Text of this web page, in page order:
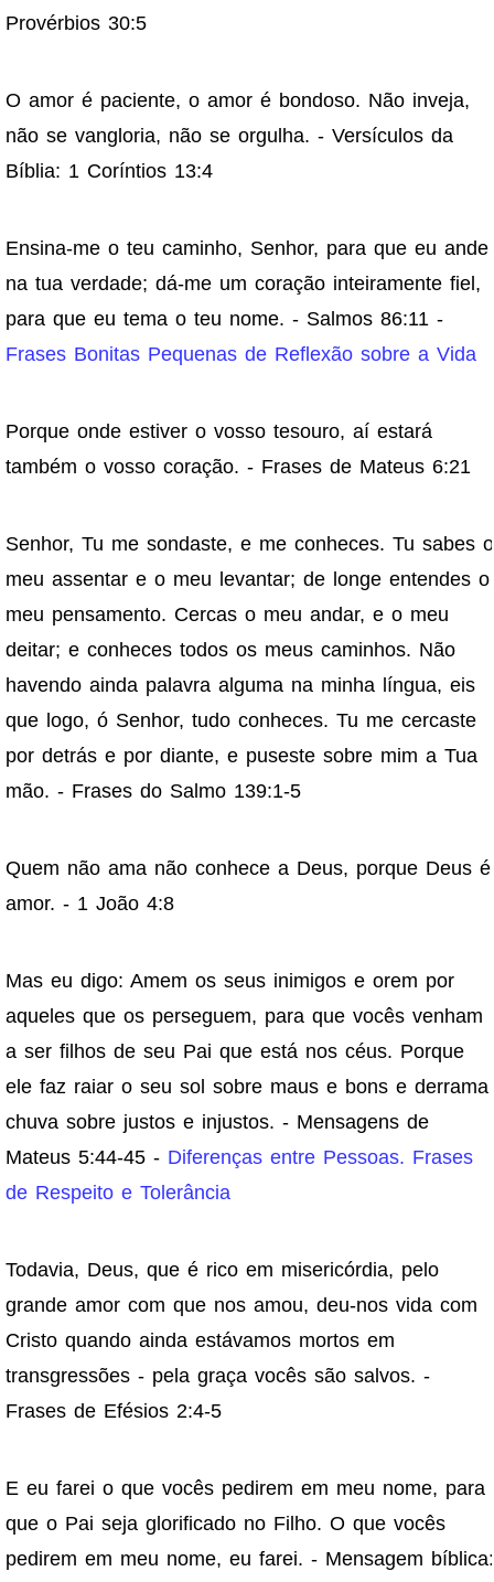
Provérbios 30:5
O amor é paciente, o amor é bondoso. Não inveja,
não se vangloria, não se orgulha. - Versículos da
Bíblia: 1 Coríntios 13:4
Ensina-me o teu caminho, Senhor, para que eu ande
na tua verdade; dá-me um coração inteiramente fiel,
para que eu tema o teu nome. - Salmos 86:11 -
Frases Bonitas Pequenas de Reflexão sobre a Vida
Porque onde estiver o vosso tesouro, aí estará
também o vosso coração. - Frases de Mateus 6:21
Senhor, Tu me sondaste, e me conheces. Tu sabes o
meu assentar e o meu levantar; de longe entendes o
meu pensamento. Cercas o meu andar, e o meu
deitar; e conheces todos os meus caminhos. Não
havendo ainda palavra alguma na minha língua, eis
que logo, ó Senhor, tudo conheces. Tu me cercaste
por detrás e por diante, e puseste sobre mim a Tua
mão. - Frases do Salmo 139:1-5
Quem não ama não conhece a Deus, porque Deus é
amor. - 1 João 4:8
Mas eu digo: Amem os seus inimigos e orem por
aqueles que os perseguem, para que vocês venham
a ser filhos de seu Pai que está nos céus. Porque
ele faz raiar o seu sol sobre maus e bons e derrama
chuva sobre justos e injustos. - Mensagens de
Mateus 5:44-45 - Diferenças entre Pessoas. Frases
de Respeito e Tolerância
Todavia, Deus, que é rico em misericórdia, pelo
grande amor com que nos amou, deu-nos vida com
Cristo quando ainda estávamos mortos em
transgressões - pela graça vocês são salvos. -
Frases de Efésios 2:4-5
E eu farei o que vocês pedirem em meu nome, para
que o Pai seja glorificado no Filho. O que vocês
pedirem em meu nome, eu farei. - Mensagem bíblica: